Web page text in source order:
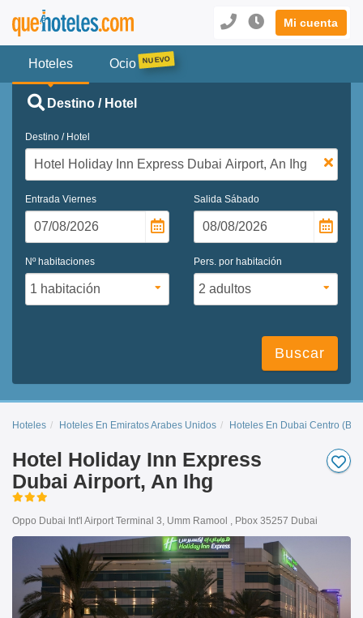
Mi cuenta
Hoteles Ocio
Destino / Hotel
Destino / Hotel
Entrada Viernes Salida Sábado
Nº habitaciones Pers. por habitación
Buscar
Hoteles Hoteles En Emiratos Arabes Unidos Hoteles En Dubai Centro
Hotel Holiday Inn Express
Dubai Airport, An Ihg
Oppo Dubai Int'l Airport Terminal 3, Umm Ramool , Pbox 35257 Dubai